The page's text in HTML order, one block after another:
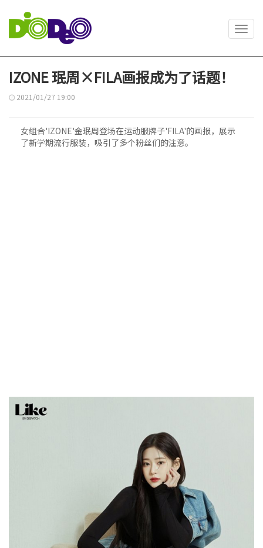
IZONE 珉周×FILA画报成为了话题！
2021/01/27 19:00
女组合'IZONE'金珉周登场在运动服牌子'FILA'的画报，展示
了新学期流行服装，吸引了多个粉丝们的注意。